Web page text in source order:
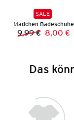
SALE
Mädchen Badeschuhe
9,99 € Neuer
8,00 €
Das